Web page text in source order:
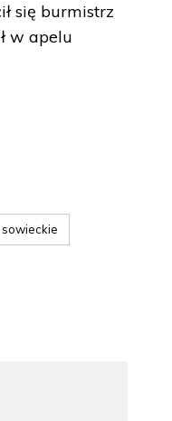
się burmistrz
w apelu